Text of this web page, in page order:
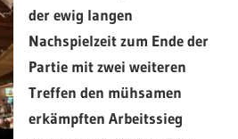
der ewig langen
Nachspielzeit zum Ende der
Partie mit zwei weiteren
Treffen den mühsamen
erkämpften Arbeitssieg